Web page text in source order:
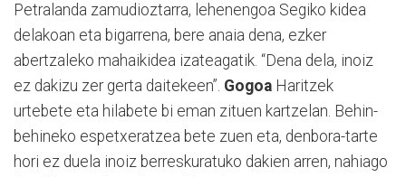
Petralanda zamudioztarra, lehenengoa Segiko kidea
delakoan eta bigarrena, bere anaia dena, ezker
abertzaleko mahaikidea izateagatik. “Dena dela, inoiz
ez dakizu zer gerta daitekeen”. Gogoa Haritzek
urtebete eta hilabete bi eman zituen kartzelan. Behin-
behineko espetxeratzea bete zuen eta, denbora-tarte
hori ez duela inoiz berreskuratuko dakien arren, nahiago